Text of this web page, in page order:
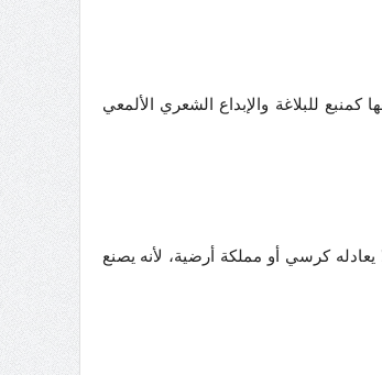
للبلاغة والإبداع الشعري الألمعي
كرسي أو مملكة أرضية، لأنه يصنع